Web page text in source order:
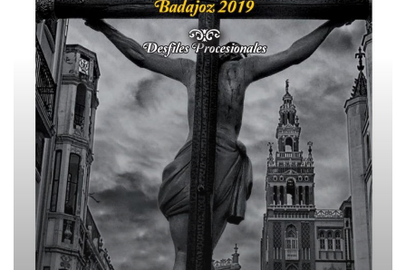
Badajoz
2019
Viernes
Santo